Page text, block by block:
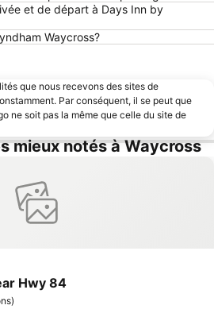
et de départ à Days Inn by
Waycross?
que nous recevons des sites de
Par conséquent, il se peut que
ne soit pas la même que celle du site de
mieux notés à Waycross
Hwy 84
)